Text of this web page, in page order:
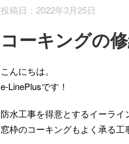
投稿日：2022年3月25日
コーキングの
こんにちは。
e-LinePlusです！
防水工事を得意とするイーライ
窓枠のコーキングもよく承る工